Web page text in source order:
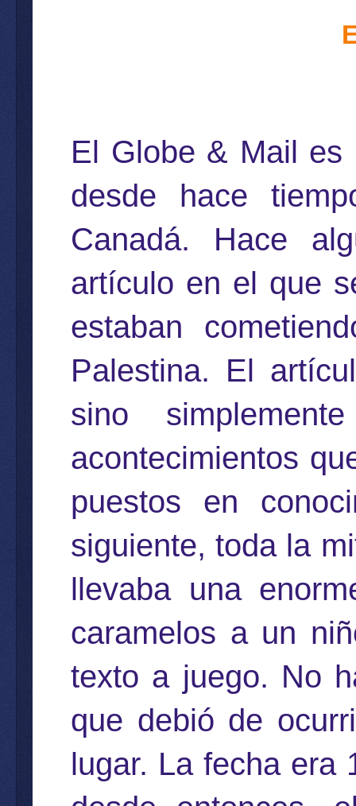
El Globe & Mail es
desde hace
Canadá. Hace
artículo en el que
estaban
Palestina. El
sino
acontecimientos
puestos en
siguiente, toda la
llevaba una
caramelos a un
texto a juego. No
que debió de
lugar. La fecha era